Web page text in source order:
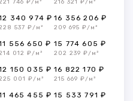
746 ₽/м² 216 321 ₽/м²
340 974 ₽
537 ₽/м²
16 356 206 ₽
209 695 ₽/м²
556 650 ₽
012 ₽/м²
15 774 605 ₽
202 239 ₽/м²
150 035 ₽
001 ₽/м²
16 822 170 ₽
215 669 ₽/м²
465 455 ₽ 15 533 791 ₽